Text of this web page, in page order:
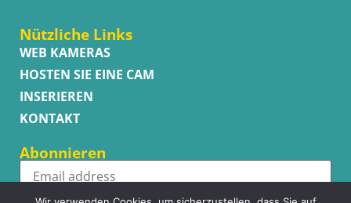
Nützliche Links
WEB KAMERAS
HOSTEN SIE EINE CAM
INSERIEREN
KONTAKT
Abonnieren